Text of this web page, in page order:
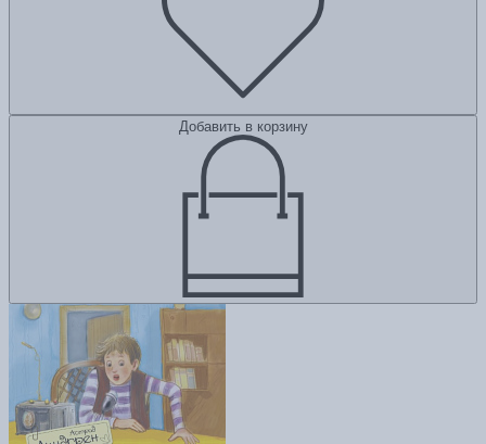
Добавить в корзину